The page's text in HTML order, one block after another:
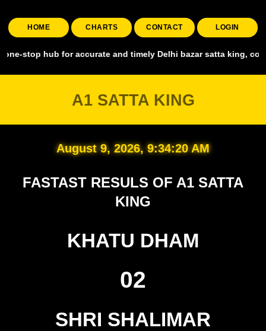
HOME CHARTS CONTACT LOGIN
hub for accurate and timely Delhi bazar satta king, covering
A1 SATTA KING
August 9, 2026, 9:34:21 AM
FASTAST RESULS OF A1 SATTA
KING
KHATU DHAM
02
SHRI SHALIMAR